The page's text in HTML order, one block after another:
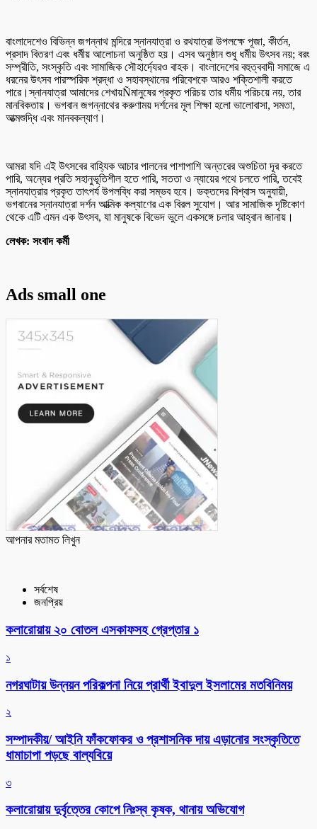
বাংলাদেশেও বিভিন্ন জগন্নাথ মন্দিরে স্নানযাত্রা ও রথযাত্রা উপলক্ষে পূজা, কীর্তন,
প্রসাদ বিতরণ এবং ধর্মীয় আলোচনা অনুষ্ঠিত হয়। এসব অনুষ্ঠান শুধু ধর্মীয় উৎসব নয়; বরং
সম্প্রীতি, সংস্কৃতি এবং সামাজিক সৌহার্দ্যেরও বাহক। বাংলাদেশের বহুত্ববাদী সমাজে এ
ধরনের উৎসব পারস্পরিক শ্রদ্ধা ও সহাবস্থানের পরিবেশকে আরও শক্তিশালী করতে
পারে।স্নানযাত্রা আমাদের শেখায়Ñমানুষের প্রকৃত পরিচয় তার ধর্মীয় পরিচয়ে নয়, তার
মানবিকতায়। ভগবান জগন্নাথের করুণাময় দর্শনের মূল শিক্ষা হলো ভালোবাসা, সমতা,
আত্মশুদ্ধি এবং মানবকল্যাণ।
আমরা যদি এই উৎসবের বাহ্যিক আচার পালনের পাশাপাশি অন্তরের অশুচিতা দূর করতে
পারি, অন্যের প্রতি সহানুভূতিশীল হতে পারি, সততা ও ন্যায়ের পথে চলতে পারি, তবেই
স্নানযাত্রার প্রকৃত তাৎপর্য উপলব্ধি করা সম্ভব হবে। ভক্তদের বিশ্বাস অনুযায়ী,
ভগবানের স্নানযাত্রা দর্শন আত্মিক কল্যাণের এক বিরল সুযোগ। আর সামাজিক দৃষ্টিকোণ
থেকে এটি এমন এক উৎসব, যা মানুষকে বিভেদ ভুলে একসঙ্গে চলার আহ্বান জানায়।
লেখক: সংবাদ কর্মী
Ads small one
আপনার মতামত লিখুন
সর্বশেষ
জনপ্রিয়
কলারোয়ায় ২০ বোতল এসকাফসহ গ্রেপ্তার ১
১
নগরঘাটায় উন্নয়ন পরিকল্পনা নিয়ে প্রার্থী ইবাদুল ইসলামের মতবিনিময়
২
সম্পাদকীয়/ আইনি ফাঁকফোকর ও প্রশাসনিক দায় এড়ানোর সংস্কৃতিতে
ধামাচাপা পড়ছে বাল্যবিয়ে
৩
কলারোয়ায় দুর্বৃত্তের কোপে নিঃস্ব কৃষক, থানায় অভিযোগ